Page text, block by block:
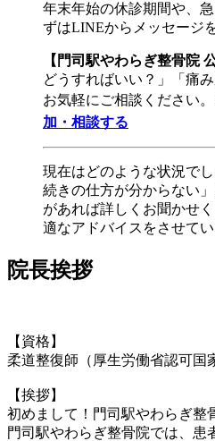
年末年始の休診期間や、
ずはLINEからメッセージ
【門司駅やわらぎ整骨院
どうすればいい？」「痛
お気軽にご相談ください
加・相談する
現在はどのような状況で
続きの仕方が分からない
があれば詳しくお聞かせ
適なアドバイスをさせてい
院長挨拶
【資格】
柔道整復師（厚生労働省認可国
【挨拶】
初めまして！門司駅やわらぎ整
門司駅やわらぎ整骨院では、患